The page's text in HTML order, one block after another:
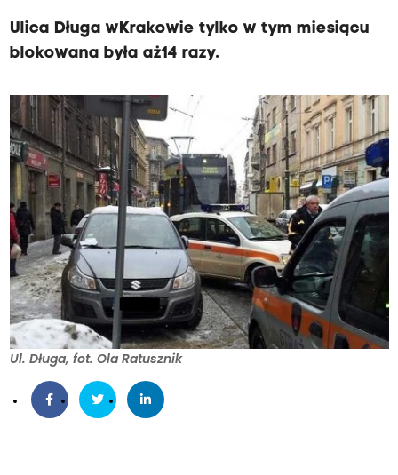
Ulica Długa wKrakowie tylko w tym miesiącu
blokowana była aż14 razy.
Ul. Długa, fot. Ola Ratusznik